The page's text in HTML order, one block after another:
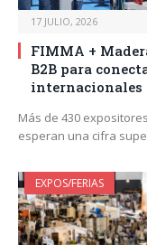
17 JULIO, 2026
FIMMA +
B2B para
internacionales
Más de 430
esperan una cifra
EXPOS/FERIAS